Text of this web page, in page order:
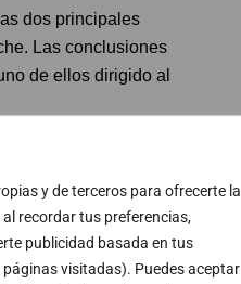
y de terceros para ofrecerte la
recordar tus preferencias,
publicidad basada en tus
visitadas). Puedes aceptar
dos principales
Las conclusiones
de ellos dirigido al